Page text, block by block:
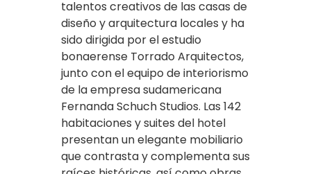
talentos creativos de las casas de
diseño y arquitectura locales y ha
sido dirigida por el estudio
bonaerense Torrado Arquitectos,
junto con el equipo de interiorismo
de la empresa sudamericana
Fernanda Schuch Studios. Las 142
habitaciones y suites del hotel
presentan un elegante mobiliario
que contrasta y complementa sus